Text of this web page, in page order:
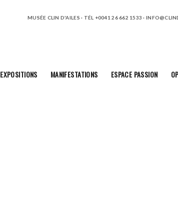
MUSÉE CLIN D'AILES · TÉL +0041 26 662 1533 ·
EXPOSITIONS MANIFESTATIONS ESPACE PASSION